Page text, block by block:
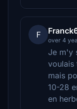
F
over 4
Je m'y
voulais
mais
10-28
en